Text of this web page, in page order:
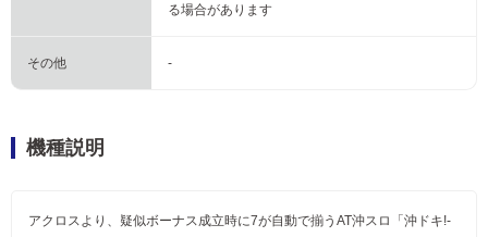
る場合があります
その他 -
機種説明
アクロスより、疑似ボーナス成立時に7が自動で揃うAT沖スロ「沖ドキ!‐